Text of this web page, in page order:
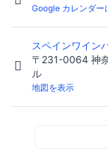
Google カレンダー
スペインワイン
〒231-0064 神
ル
地図を表示